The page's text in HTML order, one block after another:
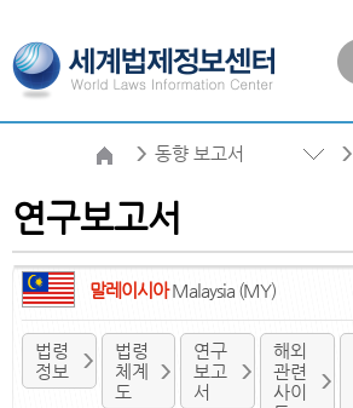
동향 보고서
연구보고서
말레이시아Malaysia (MY)
법령
정보
법령
체계
도
연구
보고
서
해외
관련
사이